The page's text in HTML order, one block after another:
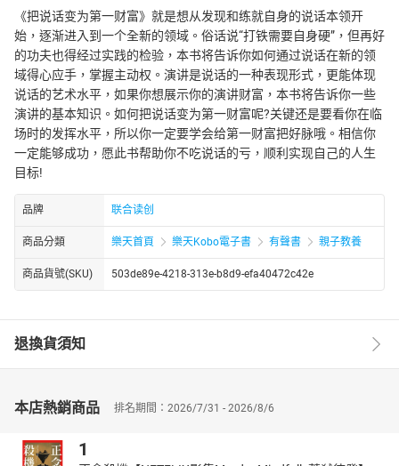
《把说话变为第一财富》就是想从发现和练就自身的说话本领开
始，逐渐进入到一个全新的领域。俗话说“打铁需要自身硬”，但再好
的功夫也得经过实践的检验，本书将告诉你如何通过说话在新的领
域得心应手，掌握主动权。演讲是说话的一种表现形式，更能体现
说话的艺术水平，如果你想展示你的演讲财富，本书将告诉你一些
演讲的基本知识。如何把说话变为第一财富呢?关键还是要看你在临
场时的发挥水平，所以你一定要学会给第一财富把好脉哦。相信你
一定能够成功，愿此书帮助你不吃说话的亏，顺利实现自己的人生
目标!
品牌 联合读创
商品分類 樂天首頁 樂天Kobo電子書 有聲書 親子教養
商品貨號(SKU) 503de89e-4218-313e-b8d9-efa40472c42e
退換貨須知
本店熱銷商品 排名期間：2026/7/31 - 2026/8/6
1